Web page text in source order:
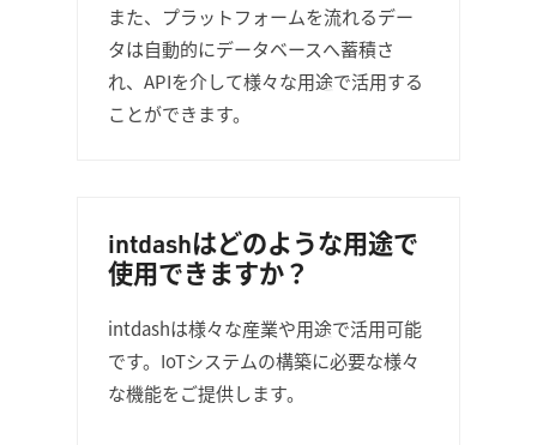
また、プラットフォームを流れるデー
タは自動的にデータベースへ蓄積さ
れ、APIを介して様々な用途で活用する
ことができます。
intdashはどのような用途で
使用できますか？
intdashは様々な産業や用途で活用可能
です。IoTシステムの構築に必要な様々
な機能をご提供します。